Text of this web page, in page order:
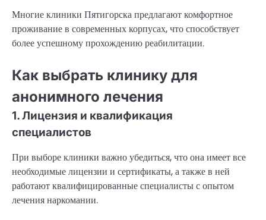
Многие клиники Пятигорска предлагают комфортное
проживание в современных корпусах, что способствует
более успешному прохождению реабилитации.
Как выбрать клинику для
анонимного лечения
1. Лицензия и квалификация
специалистов
При выборе клиники важно убедиться, что она имеет все
необходимые лицензии и сертификаты, а также в ней
работают квалифицированные специалисты с опытом
лечения наркомании.